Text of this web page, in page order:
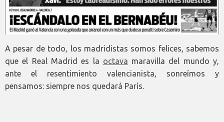
A pesar de todo, los madridistas somos felices, sabemos
que el Real Madrid es la octava maravilla del mundo y,
ante el resentimiento valencianista, sonreímos y
pensamos: siempre nos quedará París.